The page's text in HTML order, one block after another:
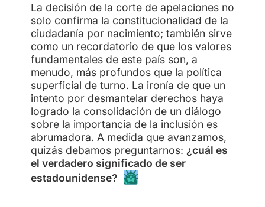
La decisión de la corte de apelaciones no
solo confirma la constitucionalidad de la
ciudadanía por nacimiento; también sirve
como un recordatorio de que los valores
fundamentales de este país son, a
menudo, más profundos que la política
superficial de turno. La ironía de que un
intento por desmantelar derechos haya
logrado la consolidación de un diálogo
sobre la importancia de la inclusión es
abrumadora. A medida que avanzamos,
quizás debamos preguntarnos: ¿cuál es
el verdadero significado de ser
estadounidense?